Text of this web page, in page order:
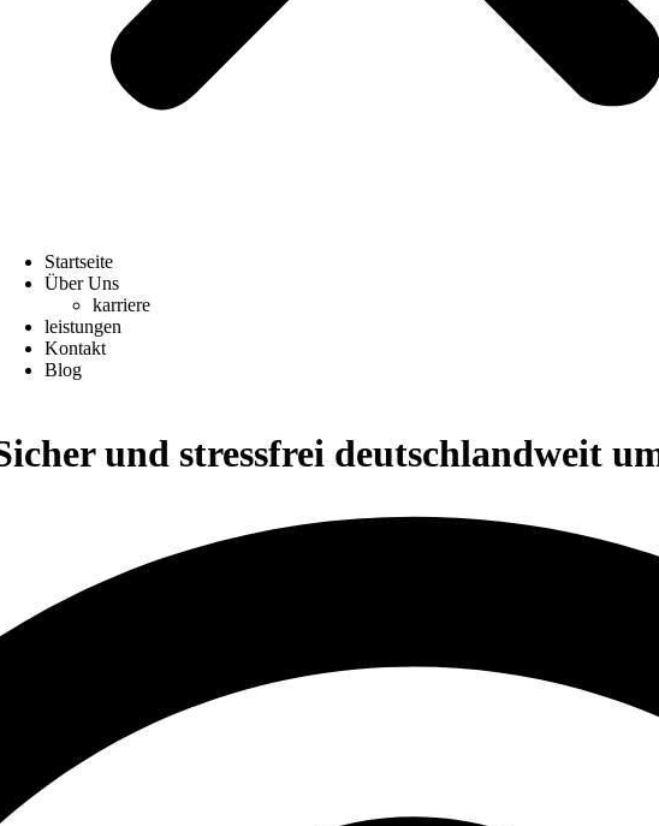
Startseite
Über Uns
karriere
leistungen
Kontakt
Blog
und stressfrei deutschlandweit